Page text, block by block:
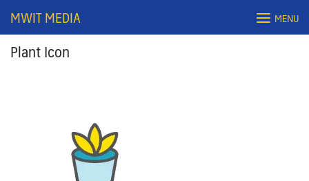
MWIT MEDIA MENU
Plant Icon